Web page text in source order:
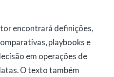
encontrará definições,
playbooks e
em operações de
O texto também